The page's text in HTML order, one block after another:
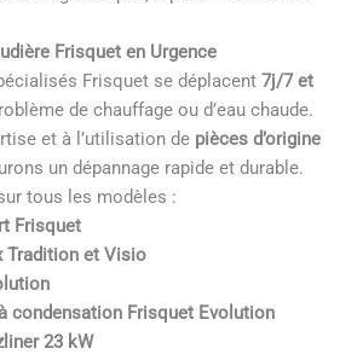
Frisquet en Urgence
Frisquet se déplacent7j/7 et
de chauffage ou d’eau chaude.
et à l’utilisation de pièces d’origine
un dépannage rapide et durable.
tous les modèles :
Frisquet
Tradition et Visio
condensation Frisquet Evolution
23 kW